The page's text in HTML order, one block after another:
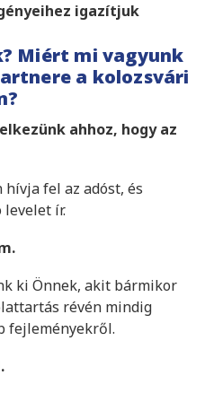
igazítjuk
Miért mi vagyunk
a kolozsvári
ahhoz, hogy az
fel az adóst, és
ír.
ki Önnek, akit bármikor
révén mindig
fejleményekről.